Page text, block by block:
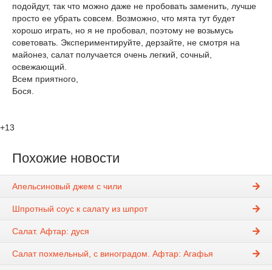
подойдут, так что можно даже не пробовать заменить, лучше
просто ее убрать совсем. Возможно, что мята тут будет
хорошо играть, но я не пробовал, поэтому не возьмусь
советовать. Экспериментируйте, дерзайте, не смотря на
майонез, салат получается очень легкий, сочный,
освежающий.
Всем приятного,
Бося.
+13
Похожие новости
Апельсиновый джем с чили
Шпротный соус к салату из шпрот
Салат. Афтар: дуся
Салат похмельный, с виноградом. Афтар: Агафья